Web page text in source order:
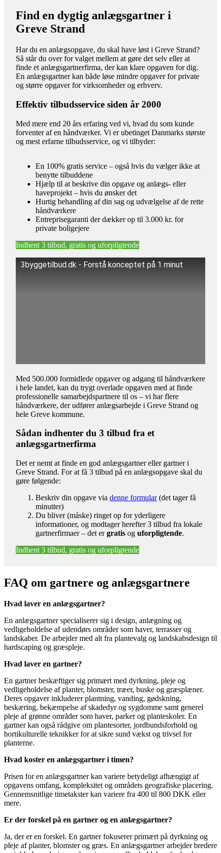
Find en dygtig anlægsgartner i
Greve Strand
Har du en anlægsopgave, du skal have løst i Greve Strand?
Så står du over for valget mellem at gøre det selv eller at
finde et anlægsgartnerfirma, der kan klare opgaven for dig.
En anlægsgartner kan både løse mindre opgaver for private
og større opgaver for virksomheder og erhverv.
Effektiv tilbudsservice siden år 2000
Med mere end 20 års erfaring ved vi, hvad du som kunde
forventer af en håndværker. Vi er ubetinget Danmarks største
og mest erfarne tilbudsservice, og vi tilbyder:
En 100% gratis service – også hvis du vælger ikke at
benytte tilbuddene
Hjælp til at beskrive din opgave og anlægs- eller
haveprojekt – hvis du ønsker det
Hurtig behandling af din sag og udvælgelse af de rette
håndværkere
Entreprisegaranti der dækker op til 3.000 kr. for
private boligejere
Indhent 3 tilbud, gratis og uforpligtende
3byggetilbud.dk - Forstå konceptet på 1 minut
Med 500.000 formidlede opgaver og adgang til håndværkere
i hele landet, kan du trygt overlade opgaven med at finde
professionelle samarbejdspartnere til os – vi har flere
håndværkere, der udfører anlægsarbejde i Greve Strand og
hele Greve kommune.
Sådan indhenter du 3 tilbud fra et
anlægsgartnerfirma
Det er nemt at finde en god anlægsgartner eller gartner i
Greve Strand. For at få 3 tilbud på en anlægsopgave skal du
gøre følgende:
Beskriv din opgave via denne formular(det tager få
minutter)
Du bliver (måske) ringet op for yderligere
informationer, og modtager herefter 3 tilbud fra lokale
gartnerfirmaer – det ergratis og uforpligtende.
Indhent 3 tilbud, gratis og uforpligtende
FAQ om gartnere og anlægsgartnere
Hvad laver en anlægsgartner?
En anlægsgartner specialiserer sig i design, anlægning og
vedligeholdelse af udendørs områder som haver, terrasser og
landskaber. De arbejder med alt fra plantevalg og landskabsdesign til
hardscaping og græspleje.
Hvad laver en gartner?
En gartner beskæftiger sig primært med dyrkning, pleje og
vedligeholdelse af planter, blomster, træer, buske og græsplæner.
Deres opgaver inkluderer plantning, vanding, gødskning,
beskæring, bekæmpelse af skadedyr og sygdomme samt generel
pleje af grønne områder som haver, parker og planteskoler. En
gartner kan også rådgive om plantesorter, jordbundsforhold og
hortikulturelle teknikker for at sikre sund vækst og trivsel for
planterne.
Hvad koster en anlægsgartner i timen?
Prisen for en anlægsgartner kan variere betydeligt afhængigt af
opgavens omfang, kompleksitet og områdets geografiske placering.
Gennemsnitlige timetakster kan variere fra 400 til 800 DKK eller
mere.
Er der forskel på en gartner og en anlægsgartner?
Ja, der er en forskel. En gartner fokuserer primært på dyrkning og
pleje af planter, blomster og græs. En anlægsgartner arbejder bredere